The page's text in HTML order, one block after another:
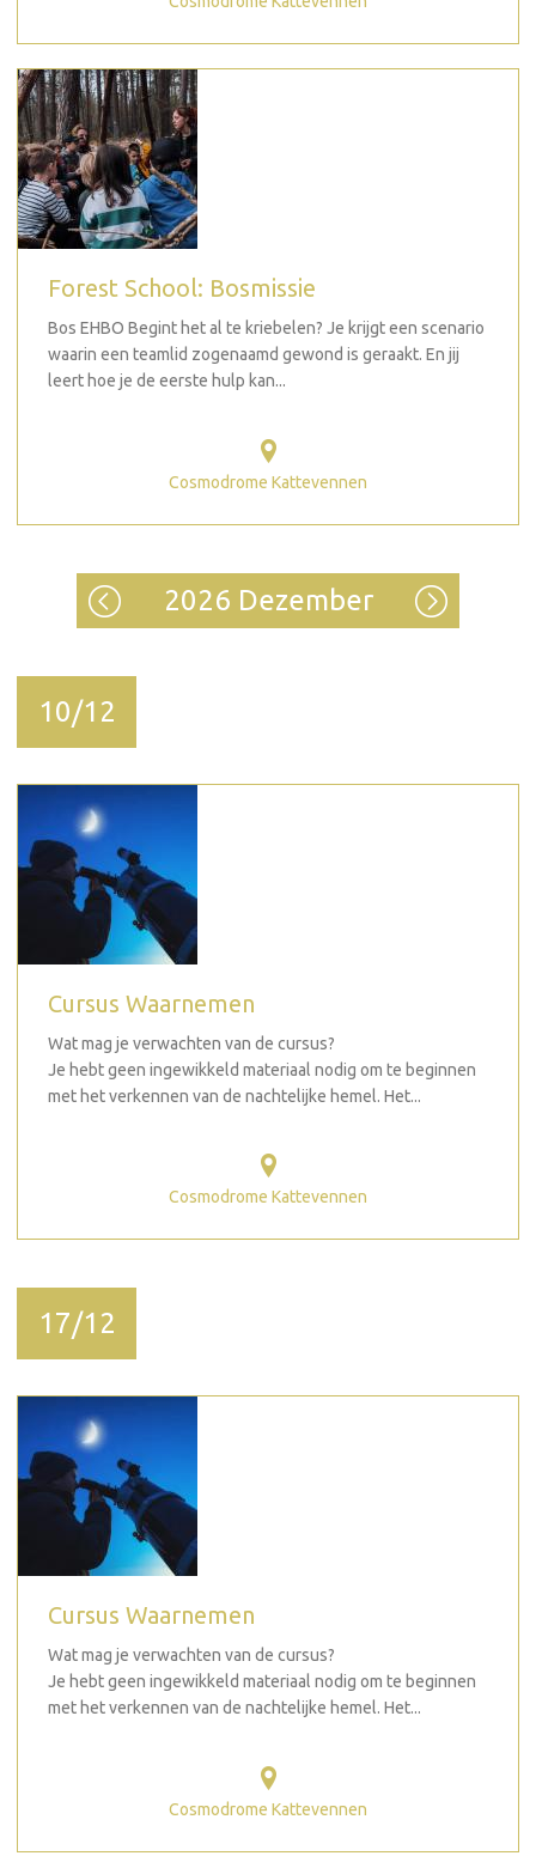
Forest School: Bosmissie
Bos EHBO Begint het al te kriebelen? Je krijgt een scenario
waarin een teamlid zogenaamd gewond is geraakt. En jij
leert hoe je de eerste hulp kan...
Cosmodrome Kattevennen
2026 Dezember
10/12
Cursus Waarnemen
Wat mag je verwachten van de cursus?
Je hebt geen ingewikkeld materiaal nodig om te beginnen
met het verkennen van de nachtelijke hemel. Het...
Cosmodrome Kattevennen
17/12
Cursus Waarnemen
Wat mag je verwachten van de cursus?
Je hebt geen ingewikkeld materiaal nodig om te beginnen
met het verkennen van de nachtelijke hemel. Het...
Cosmodrome Kattevennen